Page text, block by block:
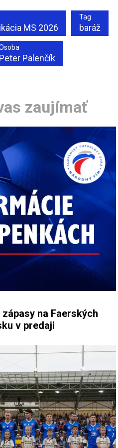
MS 2026
Tag
baráž
Peter Palenčík
zaujímať
na Faerských
v predaji